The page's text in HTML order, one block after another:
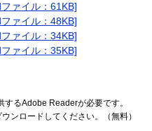
ァイル：61KB]
ァイル：48KB]
ァイル：34KB]
ァイル：35KB]
るAdobe Readerが必要です。
ンロードしてください。（無料）